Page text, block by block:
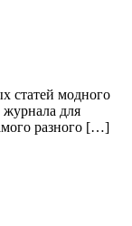
статей модного
для
разного […]